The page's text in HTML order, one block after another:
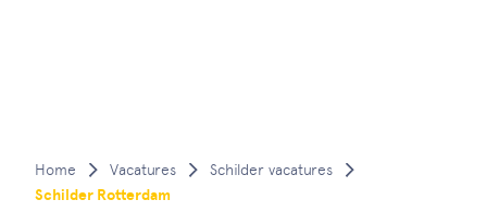
Vacatures Schilder vacatures
Schilder Rotterdam